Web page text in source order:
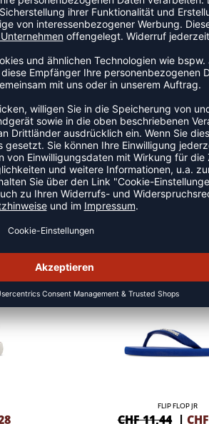
Tragegefühl verschafft.
sich nahtlos in die hochwertige
aus Herzogenaurach ein.
NEW
-20%
FLIP FLOP JR
CHF 11,44 | CHF